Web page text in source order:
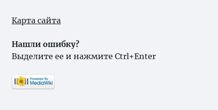
Карта сайта
Нашли ошибку?
Выделите ее и нажмите Ctrl+Enter